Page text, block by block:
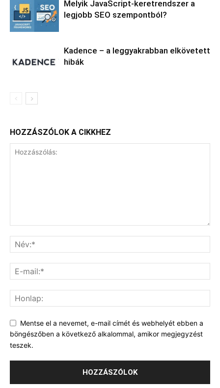
Melyik JavaScript-keretrendszer a
legjobb SEO szempontból?
Kadence – a leggyakrabban elkövetett
hibák
HOZZÁSZÓLOK A CIKKHEZ
Mentse el a nevemet, e-mail címét és webhelyét ebben a
böngészőben a következő alkalommal, amikor megjegyzést
teszek.